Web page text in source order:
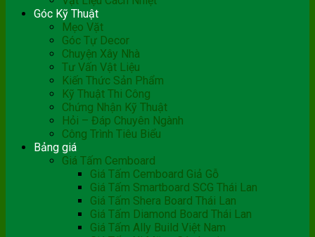
Góc Kỹ Thuật
Mẹo Vặt
Góc Tự Decor
Chuyện Xây Nhà
Tư Vấn Vật Liệu
Kiến Thức Sản Phẩm
Kỹ Thuật Thi Công
Chứng Nhận Kỹ Thuật
Hỏi – Đáp Chuyên Ngành
Công Trình Tiêu Biểu
Bảng giá
Giá Tấm Cemboard
Giá Tấm Cemboard Giả Gỗ
Giá Tấm Smartboard SCG Thái Lan
Giá Tấm Shera Board Thái Lan
Giá Tấm Diamond Board Thái Lan
Giá Tấm Ally Build Việt Nam